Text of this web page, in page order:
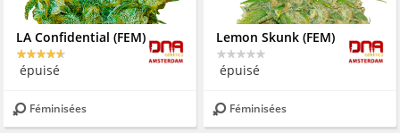
LA Confidential (FEM)
épuisé
Féminisées
Lemon Skunk (FEM)
épuisé
Féminisées